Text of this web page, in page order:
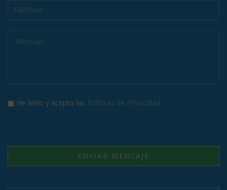
He leído y acepto las Políticas de Privacidad